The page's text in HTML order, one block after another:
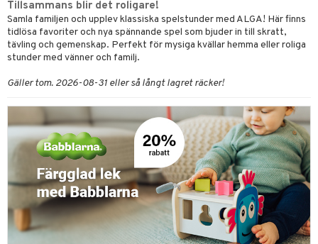
Tillsammans blir det roligare!
Samla familjen och upplev klassiska spelstunder med ALGA! Här finns
tidlösa favoriter och nya spännande spel som bjuder in till skratt,
tävling och gemenskap. Perfekt för mysiga kvällar hemma eller roliga
stunder med vänner och familj.
Gäller tom. 2026-08-31 eller så långt lagret räcker!
& Tillbehör
& Tillbehör
& amning
& Tillbehör
leksaker
Klossar
Pet Shop
- Forntidsdjur
- Hästar
Born
Prinsessor
Stockholm
Hoppetossa
& Gungdjur
Åberg
bitar
svar